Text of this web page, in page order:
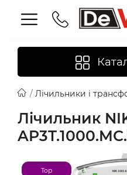
Лічильники і
Лічильник
Top